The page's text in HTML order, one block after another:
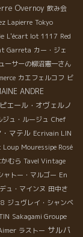
Overnoy 飲み会
Lapierre Tokyo
L'écart lot 1117 Red
Garreta カー・ジェ
ーサーの柳沼憲一さん
カエフェルコフ ビ
ANDRE
ピエール・オヴェルノ
ュ・ルージュ Chef
・マテル Ecrivain LIN
Loup Mouressipe Rosé
むら Tavel Vintage
ャトー・マルゴー En
ュ・マインヌ 田中さ
ジュヴレイ・シャンベ
Sakagami Groupe
ラストー サルバ